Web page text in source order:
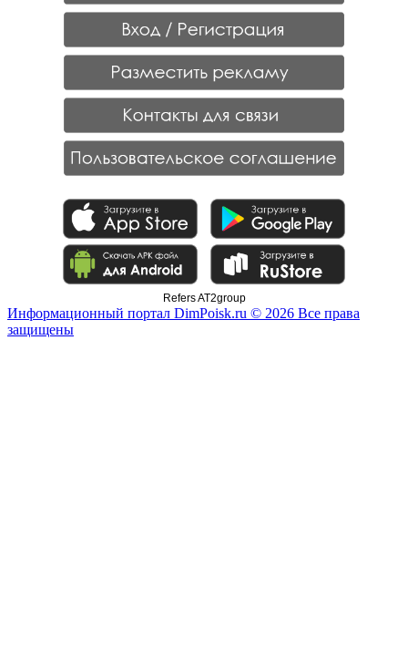
Refers AT2group
Информационный портал DimPoisk.ru © 2026 Все права
защищены